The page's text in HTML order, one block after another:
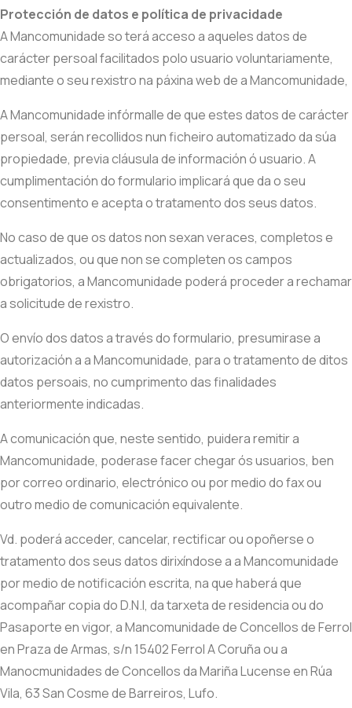
Protección de datos e política de privacidade
A Mancomunidade so terá acceso a aqueles datos de
carácter persoal facilitados polo usuario voluntariamente,
mediante o seu rexistro na páxina web de a Mancomunidade,
A Mancomunidade infórmalle de que estes datos de carácter
persoal, serán recollidos nun ficheiro automatizado da súa
propiedade, previa cláusula de información ó usuario. A
cumplimentación do formulario implicará que da o seu
consentimento e acepta o tratamento dos seus datos.
No caso de que os datos non sexan veraces, completos e
actualizados, ou que non se completen os campos
obrigatorios, a Mancomunidade poderá proceder a rechamar
a solicitude de rexistro.
O envío dos datos a través do formulario, presumirase a
autorización a a Mancomunidade, para o tratamento de ditos
datos persoais, no cumprimento das finalidades
anteriormente indicadas.
A comunicación que, neste sentido, puidera remitir a
Mancomunidade, poderase facer chegar ós usuarios, ben
por correo ordinario, electrónico ou por medio do fax ou
outro medio de comunicación equivalente.
Vd. poderá acceder, cancelar, rectificar ou opoñerse o
tratamento dos seus datos dirixíndose a a Mancomunidade
por medio de notificación escrita, na que haberá que
acompañar copia do D.N.I, da tarxeta de residencia ou do
Pasaporte en vigor, a Mancomunidade de Concellos de Ferrol
en Praza de Armas, s/n 15402 Ferrol A Coruña ou a
Manocmunidades de Concellos da Mariña Lucense en Rúa
Vila, 63 San Cosme de Barreiros, Lufo.